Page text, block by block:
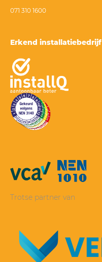
071 310 1600
Erkend installatiebedrijf
Trotse partner van